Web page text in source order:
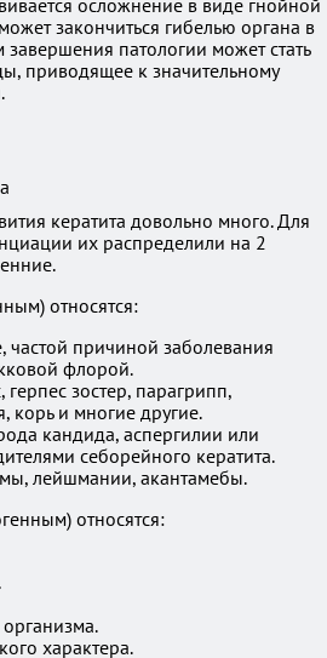
осложнение в виде гнойной
закончиться гибелью органа в
патологии может стать
приводящее к значительному
кератита довольно много. Для
их распределили на 2
относятся:
частой причиной заболевания
флорой.
герпес зостер, парагрипп,
корь и многие другие.
кандида, аспергилии или
себорейного кератита.
лейшмании, акантамебы.
относятся:
характера.